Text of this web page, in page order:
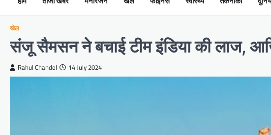
खेल
संजू सैमसन ने बचाई टीम इंडिया की लाज,
Rahul Chandel 14 July 2024